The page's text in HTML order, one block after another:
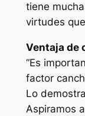
tiene
virtudes
Ventaja de
“Es
factor
Lo
Aspiramos